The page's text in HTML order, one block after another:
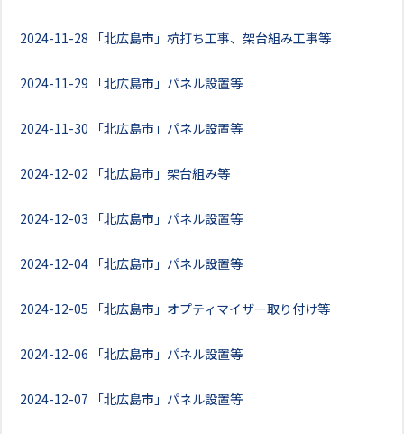
2024-11-28 「北広島市」杭打ち工事、架台組み工事等
2024-11-29 「北広島市」パネル設置等
2024-11-30 「北広島市」パネル設置等
2024-12-02 「北広島市」架台組み等
2024-12-03 「北広島市」パネル設置等
2024-12-04 「北広島市」パネル設置等
2024-12-05 「北広島市」オプティマイザー取り付け等
2024-12-06 「北広島市」パネル設置等
2024-12-07 「北広島市」パネル設置等